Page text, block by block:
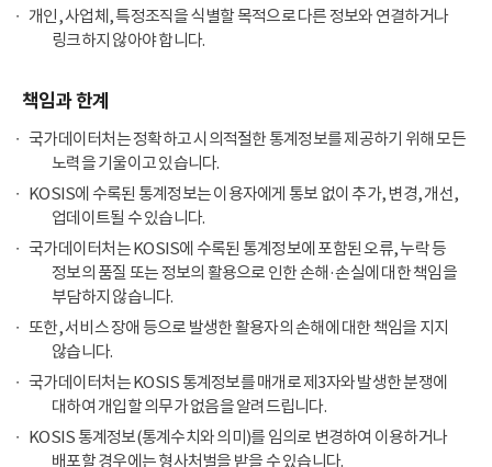
개인, 사업체, 특정조직을 식별할 목적으로 다른 정보와 연결하거나
링크하지 않아야 합니다.
책임과 한계
국가데이터처는 정확하고 시의적절한 통계정보를 제공하기 위해 모든
노력을 기울이고 있습니다.
KOSIS에 수록된 통계정보는 이용자에게 통보 없이 추가, 변경, 개선,
업데이트될 수 있습니다.
국가데이터처는 KOSIS에 수록된 통계정보에 포함된 오류, 누락 등
정보의 품질 또는 정보의 활용으로 인한 손해·손실에 대한 책임을
부담하지 않습니다.
또한, 서비스 장애 등으로 발생한 활용자의 손해에 대한 책임을 지지
않습니다.
국가데이터처는 KOSIS 통계정보를 매개로 제3자와 발생한 분쟁에
대하여 개입할 의무가 없음을 알려드립니다.
KOSIS 통계정보(통계수치와 의미)를 임의로 변경하여 이용하거나
배포할 경우에는 형사처벌을 받을 수 있습니다.